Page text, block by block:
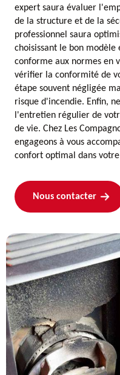
expert saura évaluer
de la structure et de la
professionnel saura
choisissant le bon
conforme aux normes en
vérifier la conformité de
étape souvent négligée
risque d'incendie. Enfin,
l'entretien régulier de
de vie. Chez Les
engageons à vous
confort optimal dans
Nous contacter